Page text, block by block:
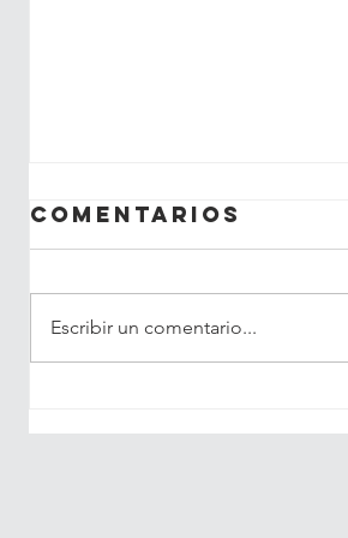
guía en Chile
Comentarios
Escribir un comentario...